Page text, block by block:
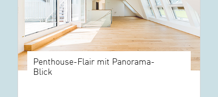
Penthouse-Flair mit Panorama-
Blick